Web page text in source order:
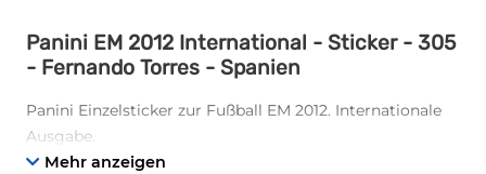
Panini EM 2012 International - Sticker - 305
- Fernando Torres - Spanien
Panini Einzelsticker zur Fußball EM 2012. Internationale
Ausgabe.
Mehr anzeigen